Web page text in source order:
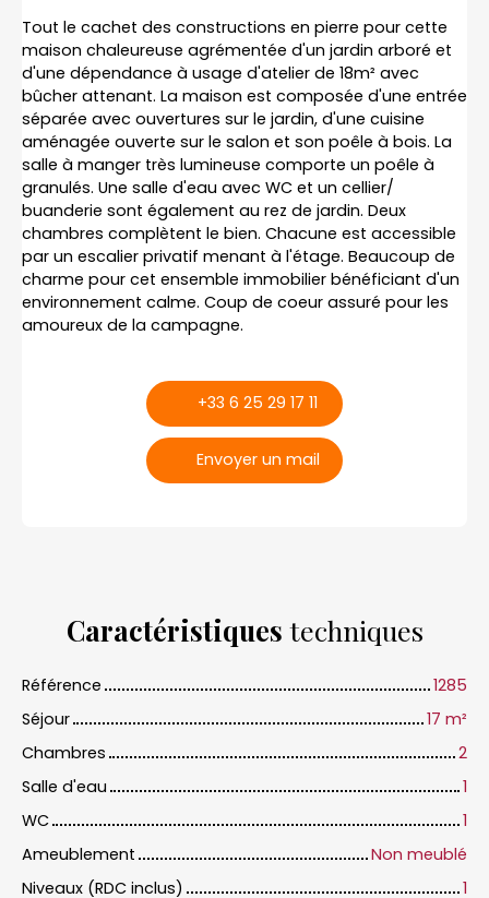
Tout le cachet des constructions en pierre pour cette
maison chaleureuse agrémentée d'un jardin arboré et
d'une dépendance à usage d'atelier de 18m² avec
bûcher attenant. La maison est composée d'une entrée
séparée avec ouvertures sur le jardin, d'une cuisine
aménagée ouverte sur le salon et son poêle à bois. La
salle à manger très lumineuse comporte un poêle à
granulés. Une salle d'eau avec WC et un cellier/
buanderie sont également au rez de jardin. Deux
chambres complètent le bien. Chacune est accessible
par un escalier privatif menant à l'étage. Beaucoup de
charme pour cet ensemble immobilier bénéficiant d'un
environnement calme. Coup de coeur assuré pour les
amoureux de la campagne.
+33 6 25 29 17 11
Envoyer un mail
Caractéristiques techniques
Référence
1285
Séjour
17 m²
Chambres
2
Salle d'eau
1
WC
1
Ameublement
Non meublé
Niveaux (RDC inclus)
1